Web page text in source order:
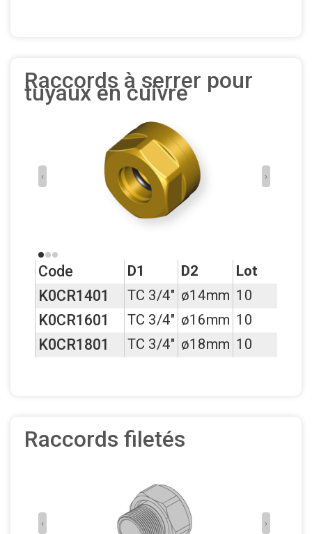
Raccords à serrer pour
tuyaux en cuivre
‹ ›
Code D1 D2 Lot
K0CR1401 TC 3/4" ø14mm 10
K0CR1601 TC 3/4" ø16mm 10
K0CR1801 TC 3/4" ø18mm 10
Raccords filetés
‹ ›